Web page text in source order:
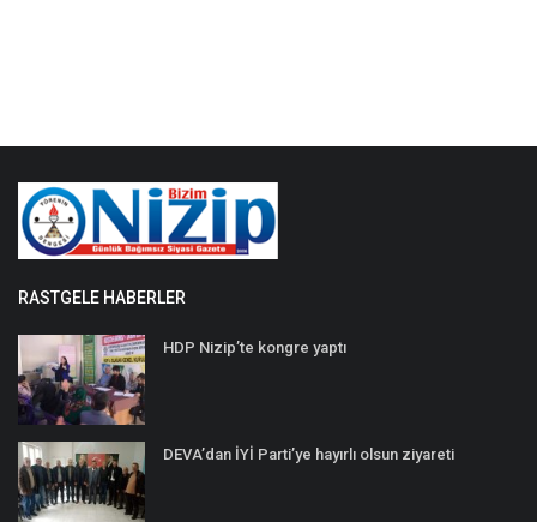
RASTGELE HABERLER
HDP Nizip’te kongre yaptı
DEVA’dan İYİ Parti’ye hayırlı olsun ziyareti